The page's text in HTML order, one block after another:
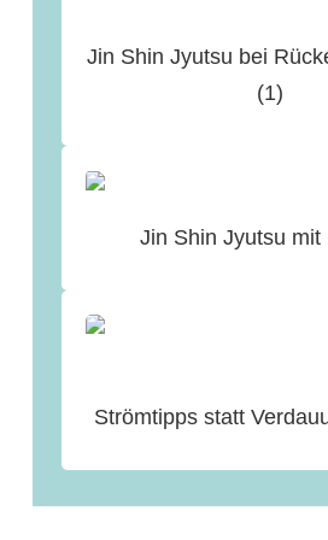
Jin Shin Jyutsu bei
(1)
Jin Shin Jyutsu mit
Strömtipps statt